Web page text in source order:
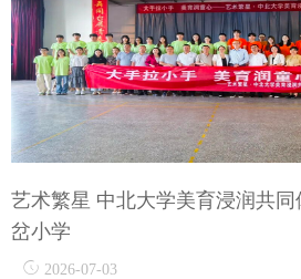
艺术繁星 中北大学美育浸润共同
岔小学
2026-07-03